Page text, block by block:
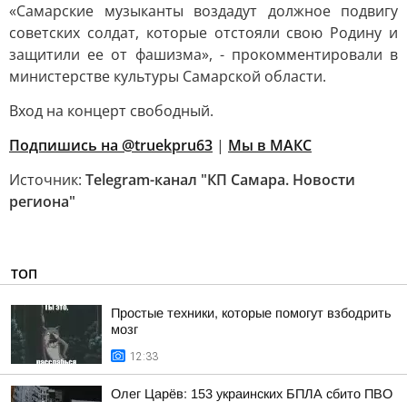
«Самарские музыканты воздадут должное подвигу
советских солдат, которые отстояли свою Родину и
защитили ее от фашизма», - прокомментировали в
министерстве культуры Самарской области.
Вход на концерт свободный.
Подпишись на @truekpru63 | Мы в МАКС
Источник: Telegram-канал "КП Самара. Новости
региона"
ТОП
Простые техники, которые помогут взбодрить
мозг
12:33
Олег Царёв: 153 украинских БПЛА сбито ПВО